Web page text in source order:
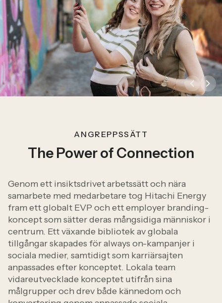
ANGREPPSSÄTT
The Power of Connection
Genom ett insiktsdrivet arbetssätt och nära
samarbete med medarbetare tog Hitachi Energy
fram ett globalt EVP och ett employer branding-
koncept som sätter deras mångsidiga människor i
centrum. Ett växande bibliotek av globala
tillgångar skapades för always on-kampanjer i
sociala medier, samtidigt som karriärsajten
anpassades efter konceptet. Lokala team
vidareutvecklade konceptet utifrån sina
målgrupper och drev både kännedom och